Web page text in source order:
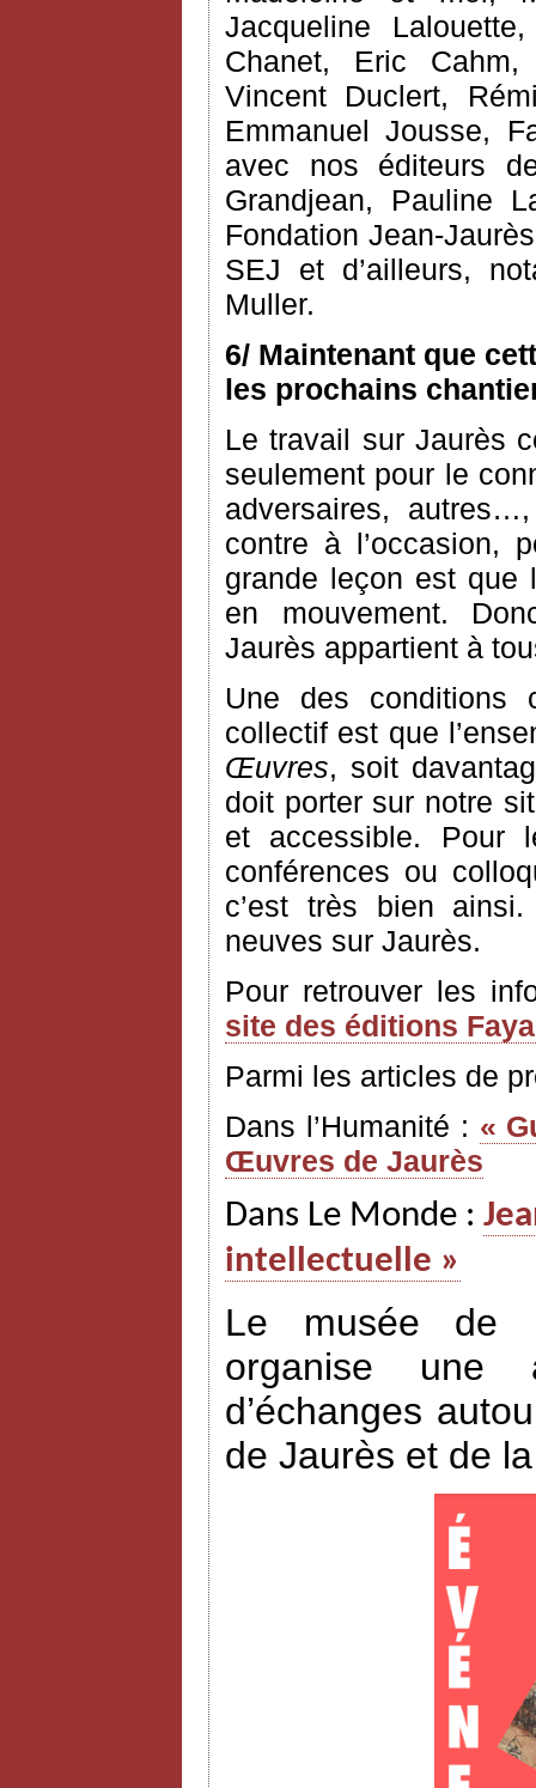
Jacqueline
Chanet, Eric Cahm,
Vincent Duclert,
Emmanuel Jousse,
avec nos éditeurs
Grandjean, Pauline
Fondation Jean-
SEJ et d’ailleurs,
Muller.
6/ Maintenant que
les prochains
Le travail sur Jaurès
seulement pour le
adversaires,
contre à l’occasion,
grande leçon est que
en mouvement.
Jaurès appartient à
Une des conditions
collectif est que
Œuvres, soit
doit porter sur notre
et accessible. Pour
conférences ou
c’est très bien
neuves sur Jaurès.
Pour retrouver les
site des éditions
Parmi les articles de
Dans l’Humanité : «
Œuvres de Jaurès
Dans Le Monde :
intellectuelle »
Le musée de
organise une
d’échanges
de Jaurès et de